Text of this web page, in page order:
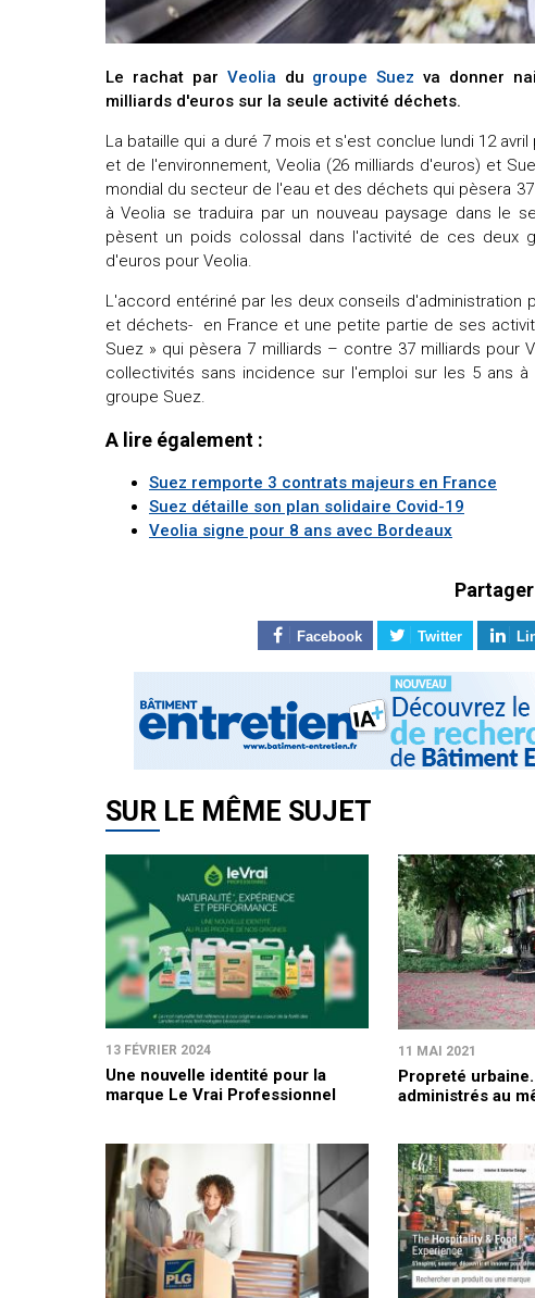
Le rachat par Veolia du groupeSuez va donner
milliards d'euros sur la seule activité déchets.
La bataille qui a duré 7 mois et s'est conclue lundi 12
et de l'environnement, Veolia (26 milliards d'euros) et
mondial du secteur de l'eau et des déchets qui pèsera
à Veolia se traduira par un nouveau paysage dans
pèsent un poids colossal dans l'activité de ces deux
d'euros pour Veolia.
L'accord entériné par les deux conseils
et déchets- en France et une petite partie de ses
Suez » qui pèsera 7 milliards – contre 37 milliards
collectivités sans incidence sur l'emploi sur les 5 ans
groupe Suez.
A lire également :
Suez remporte 3 contrats majeurs en France
Suez détaille son plan solidaire Covid-19
Veolia signe pour 8 ans avec Bordeaux
Facebook Twitter
SUR LE MÊME SUJET
13 FÉVRIER 2024
Une nouvelle identité pour la
marque Le Vrai Professionnel
11 MAI 2021
Propreté
administrés au